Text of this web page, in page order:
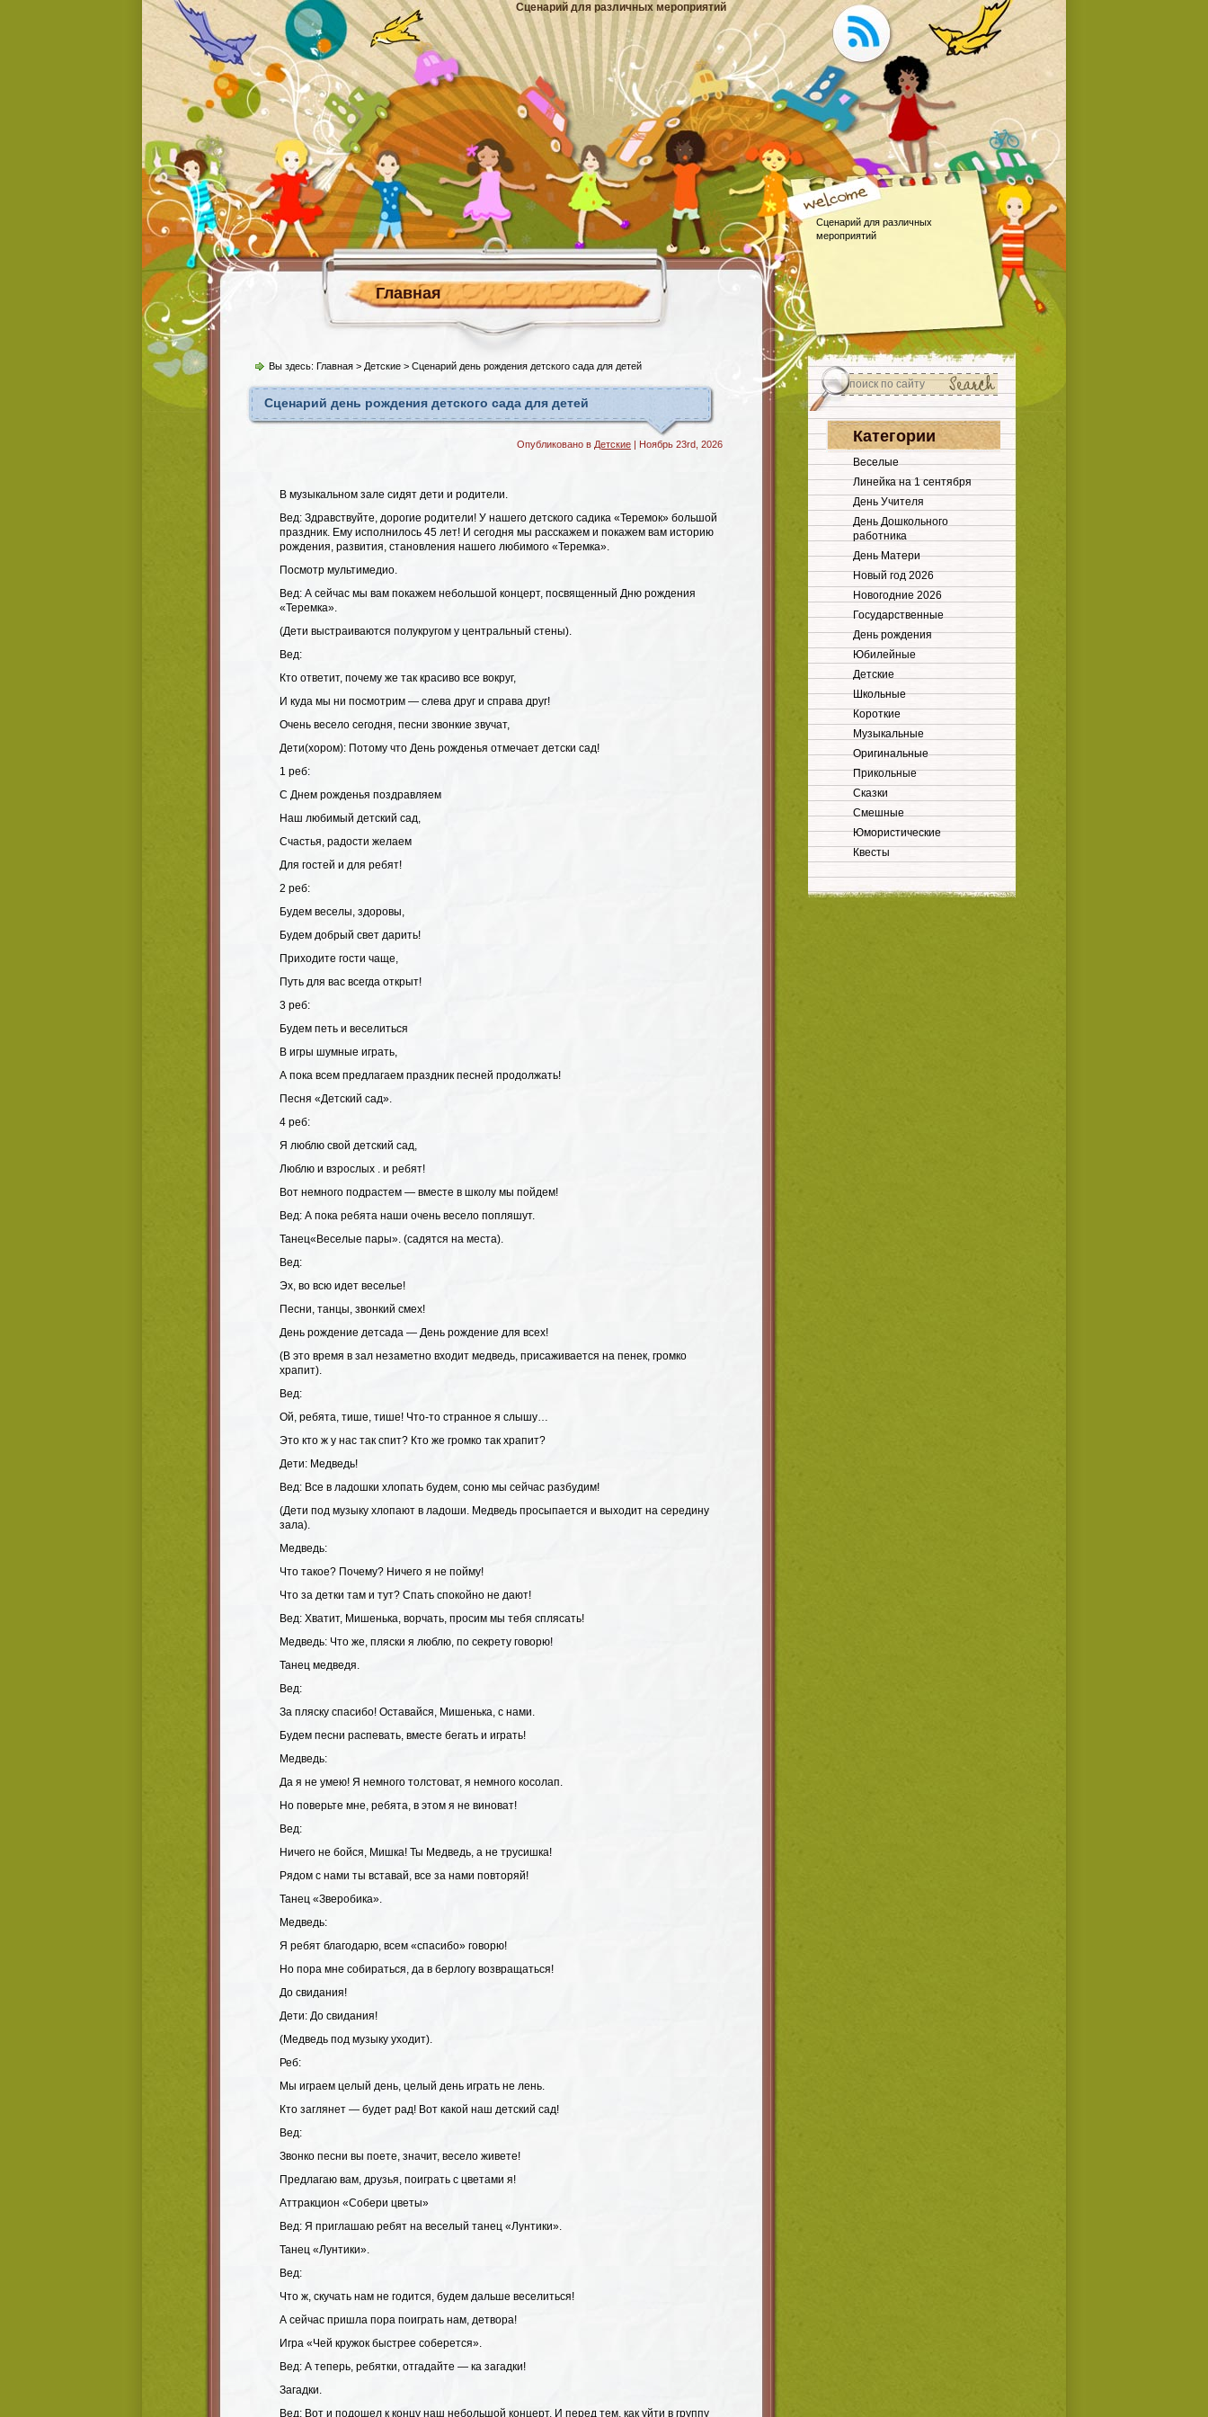
Сценарий для различных мероприятий
Главная
Сценарий для различных
мероприятий
Вы здесь: Главная > Детские > Сценарий день рождения детского сада для детей
Сценарий день рождения детского сада для детей
Опубликовано в Детские | Ноябрь 23rd, 2026
В музыкальном зале сидят дети и родители.
Вед: Здравствуйте, дорогие родители! У нашего детского садика «Теремок» большой
праздник. Ему исполнилось 45 лет! И сегодня мы расскажем и покажем вам историю
рождения, развития, становления нашего любимого «Теремка».
Посмотр мультимедио.
Вед: А сейчас мы вам покажем небольшой концерт, посвященный Дню рождения
«Теремка».
(Дети выстраиваются полукругом у центральный стены).
Вед:
Кто ответит, почему же так красиво все вокруг,
И куда мы ни посмотрим — слева друг и справа друг!
Очень весело сегодня, песни звонкие звучат,
Дети(хором): Потому что День рожденья отмечает детски сад!
1 реб:
С Днем рожденья поздравляем
Наш любимый детский сад,
Счастья, радости желаем
Для гостей и для ребят!
2 реб:
Будем веселы, здоровы,
Будем добрый свет дарить!
Приходите гости чаще,
Путь для вас всегда открыт!
3 реб:
Будем петь и веселиться
В игры шумные играть,
А пока всем предлагаем праздник песней продолжать!
Песня «Детский сад».
4 реб:
Я люблю свой детский сад,
Люблю и взрослых . и ребят!
Вот немного подрастем — вместе в школу мы пойдем!
Вед: А пока ребята наши очень весело попляшут.
Танец«Веселые пары». (садятся на места).
Вед:
Эх, во всю идет веселье!
Песни, танцы, звонкий смех!
День рождение детсада — День рождение для всех!
(В это время в зал незаметно входит медведь, присаживается на пенек, громко
храпит).
Вед:
Ой, ребята, тише, тише! Что-то странное я слышу…
Это кто ж у нас так спит? Кто же громко так храпит?
Дети: Медведь!
Вед: Все в ладошки хлопать будем, соню мы сейчас разбудим!
(Дети под музыку хлопают в ладоши. Медведь просыпается и выходит на середину
зала).
Медведь:
Что такое? Почему? Ничего я не пойму!
Что за детки там и тут? Спать спокойно не дают!
Вед: Хватит, Мишенька, ворчать, просим мы тебя сплясать!
Медведь: Что же, пляски я люблю, по секрету говорю!
Танец медведя.
Вед:
За пляску спасибо! Оставайся, Мишенька, с нами.
Будем песни распевать, вместе бегать и играть!
Медведь:
Да я не умею! Я немного толстоват, я немного косолап.
Но поверьте мне, ребята, в этом я не виноват!
Вед:
Ничего не бойся, Мишка! Ты Медведь, а не трусишка!
Рядом с нами ты вставай, все за нами повторяй!
Танец «Зверобика».
Медведь:
Я ребят благодарю, всем «спасибо» говорю!
Но пора мне собираться, да в берлогу возвращаться!
До свидания!
Дети: До свидания!
(Медведь под музыку уходит).
Реб:
Мы играем целый день, целый день играть не лень.
Кто заглянет — будет рад! Вот какой наш детский сад!
Вед:
Звонко песни вы поете, значит, весело живете!
Предлагаю вам, друзья, поиграть с цветами я!
Аттракцион «Собери цветы»
Вед: Я приглашаю ребят на веселый танец «Лунтики».
Танец «Лунтики».
Вед:
Что ж, скучать нам не годится, будем дальше веселиться!
А сейчас пришла пора поиграть нам, детвора!
Игра «Чей кружок быстрее соберется».
Вед: А теперь, ребятки, отгадайте — ка загадки!
Загадки.
Вед: Вот и подошел к концу наш небольшой концерт. И перед тем, как уйти в группу
Категории
Веселые
Линейка на 1 сентября
День Учителя
День Дошкольного
работника
День Матери
Новый год 2026
Новогодние 2026
Государственные
День рождения
Юбилейные
Детские
Школьные
Короткие
Музыкальные
Оригинальные
Прикольные
Сказки
Смешные
Юмористические
Квесты